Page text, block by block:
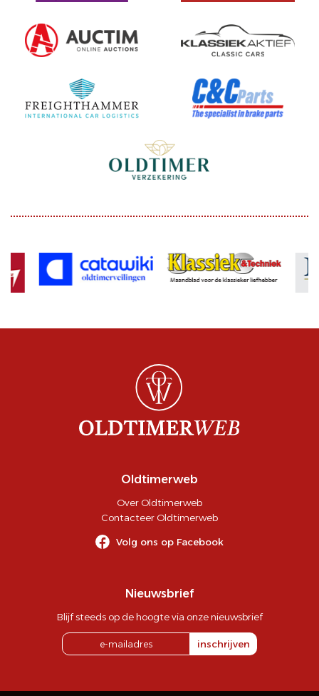
Oldtimerweb
Over Oldtimerweb
Contacteer Oldtimerweb
Volg ons op Facebook
Nieuwsbrief
Blijf steeds op de hoogte via onze nieuwsbrief
inschrijven